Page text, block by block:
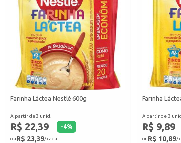
Farinha Láctea Nestlé 600g
A partir de 3 unid.
R$ 22,39 -4%
ouR$ 23,39/ cada
Farinha
A partir de 3 unid.
R$ 9,89
ouR$ 10,89/